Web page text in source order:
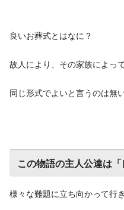
良いお葬式とはなに？
故人により、その家族によっ
同じ形式でよいと言うのは無
この物語の主人公達は
様々な難題に立ち向かって行き